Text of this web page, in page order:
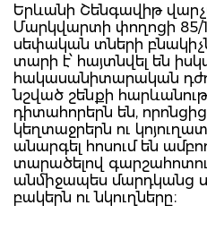
Երևանի Շենգավիթ
Մարկվարտի փողոցի 85/
սեփական տների
տարի է՝ հայտնվել են
հակասանիտարական
նշված շենքի
դիտահորերն են, որոնցից
կեղտաջրերն ու
անարգել հոսում են
տարածելով
անմիջապես մարդկանց
բակերն ու նկուղները։